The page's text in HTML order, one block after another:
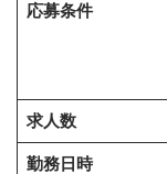
応募条件
求人数
勤務日時